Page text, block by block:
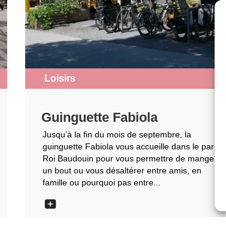
Loisirs
Guinguette Fabiola
Jusqu’à la fin du mois de septembre, la
guinguette Fabiola vous accueille dans le parc
Roi Baudouin pour vous permettre de manger
un bout ou vous désaltérer entre amis, en
famille ou pourquoi pas entre...